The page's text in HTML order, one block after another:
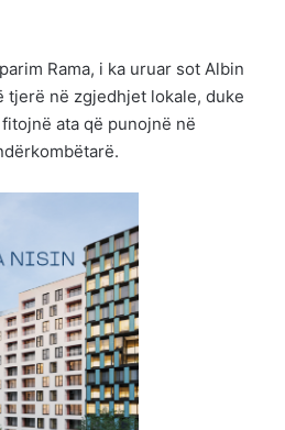
Rama, i ka uruar sot Albin
tjerë në zgjedhjet lokale, duke
ata që punojnë në